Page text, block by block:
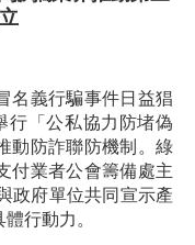
名義行騙事件日益猖
行「公私協力防堵偽
動防詐聯防機制。綠
付業者公會籌備處主
政府單位共同宣示產
行動力。